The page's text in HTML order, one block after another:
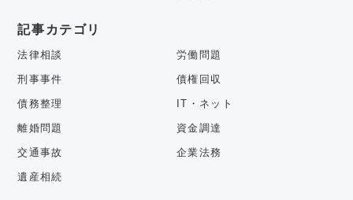
記事カテゴリ
法律相談 労働問題
刑事事件 債権回収
債務整理 IT・ネット
離婚問題 資金調達
交通事故 企業法務
遺産相続